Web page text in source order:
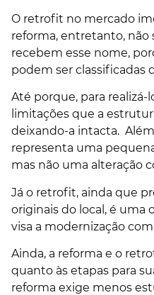
O retrofit no mercado
reforma, entretanto, não
recebem esse nome,
podem ser classificadas
Até porque, para realizá-
limitações que a
deixando-a intacta. Além
representa uma
mas não uma alteração
Já o retrofit, ainda que
originais do local, é uma
visa a modernização
Ainda, a reforma e o
quanto às etapas para
reforma exige menos